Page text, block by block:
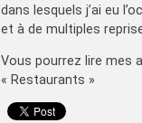
dans lesquels j’ai eu
et à de multiples
Vous pourrez lire mes
« Restaurants »